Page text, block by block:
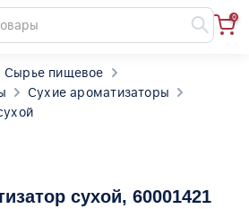
0
Сырье пищевое
Сухие ароматизаторы
сухой, 60001421